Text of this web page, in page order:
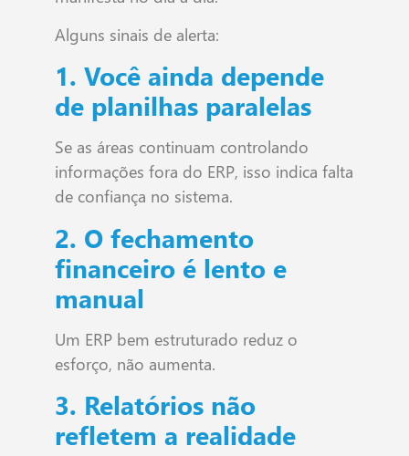
Alguns sinais de alerta:
1. Você ainda depende
de planilhas paralelas
Se as áreas continuam controlando
informações fora do ERP, isso indica falta
de confiança no sistema.
2. O fechamento
financeiro é lento e
manual
Um ERP bem estruturado reduz o
esforço, não aumenta.
3. Relatórios não
refletem a realidade